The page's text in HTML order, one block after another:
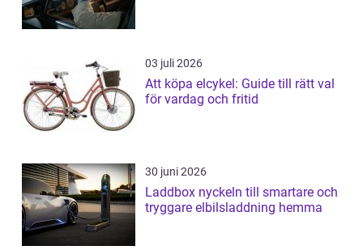
03 juli 2026
Att köpa elcykel: Guide till rätt val
för vardag och fritid
30 juni 2026
Laddbox nyckeln till smartare och
tryggare elbilsladdning hemma